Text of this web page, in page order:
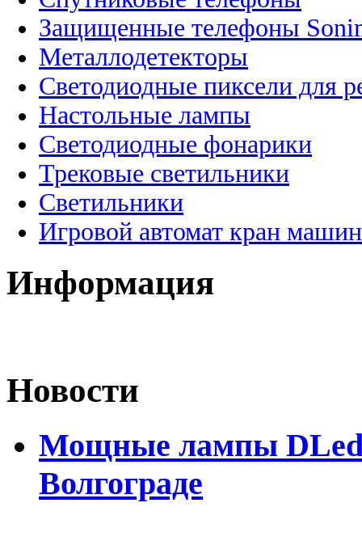
Защищенные телефоны
Металлодетекторы
Светодиодные пиксели для
Настольные лампы
Светодиодные фонарики
Трековые светильники
Светильники
Игровой автомат кран
Информация
Новости
Мощные лампы DLed
Волгограде